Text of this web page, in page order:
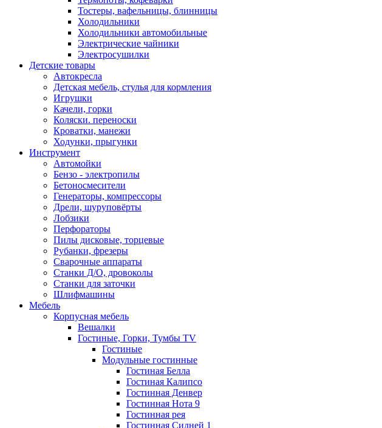
Тостеры, вафельницы, блинницы
Холодильники
Холодильники автомобильные
Электрические чайники
Электросушилки
Детские товары
Автокресла
Детская мебель, стулья для кормления
Игрушки
Качели, горки
Коляски. переноски
Кроватки, манежи
Ходунки, прыгунки
Инструмент
Автомойки
Бензо - электропилы
Бетоносмесители
Генераторы, компрессоры
Дрели, шуруповёрты
Лобзики
Перфораторы
Пилы дисковые, торцевые
Рубанки, фрезеры
Сварочные аппараты
Станки Д/О, дровоколы
Станки для заточки
Шлифмашины
Мебель
Корпусная мебель
Вешалки
Гостиные, Горки, Тумбы TV
Гостиные
Модульные гостинные
Гостиная Белла
Гостиная Калипсо
Гостинная Денвер
Гостинная Нота 9
Гостинная рея
Гостинная Сидней 1